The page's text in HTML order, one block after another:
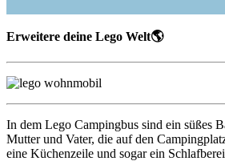
Erweitere deine Lego Welt🌎
In dem Lego Campingbus sind ein süßes
Mutter und Vater, die auf den
eine Küchenzeile und sogar ein